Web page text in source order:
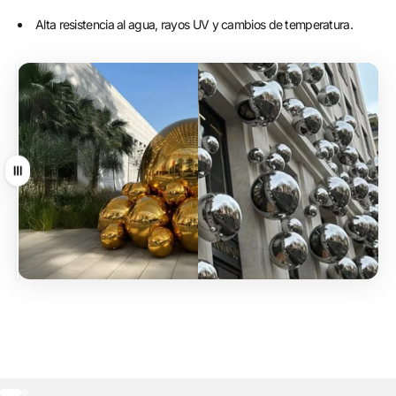
Alta resistencia al agua, rayos UV y cambios de temperatura.
Arrastrar